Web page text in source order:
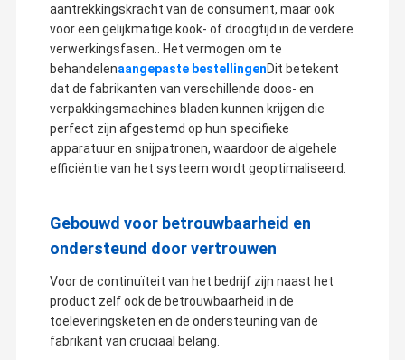
aantrekkingskracht van de consument, maar ook
voor een gelijkmatige kook- of droogtijd in de verdere
verwerkingsfasen.. Het vermogen om te
behandelenaangepaste bestellingenDit betekent
dat de fabrikanten van verschillende doos- en
verpakkingsmachines bladen kunnen krijgen die
perfect zijn afgestemd op hun specifieke
apparatuur en snijpatronen, waardoor de algehele
efficiëntie van het systeem wordt geoptimaliseerd.
Gebouwd voor betrouwbaarheid en
ondersteund door vertrouwen
Voor de continuïteit van het bedrijf zijn naast het
product zelf ook de betrouwbaarheid in de
toeleveringsketen en de ondersteuning van de
fabrikant van cruciaal belang.
Zhijing Precision Machinery (Shanghai) Co., LTD is een
innovatieve onderneming verenigd met het ontwikkelen van
producten, productie, testen, verkoop.inspectieWij bezitten de
afwerkingsapparatuur, namelijk verschillende sets CNC-